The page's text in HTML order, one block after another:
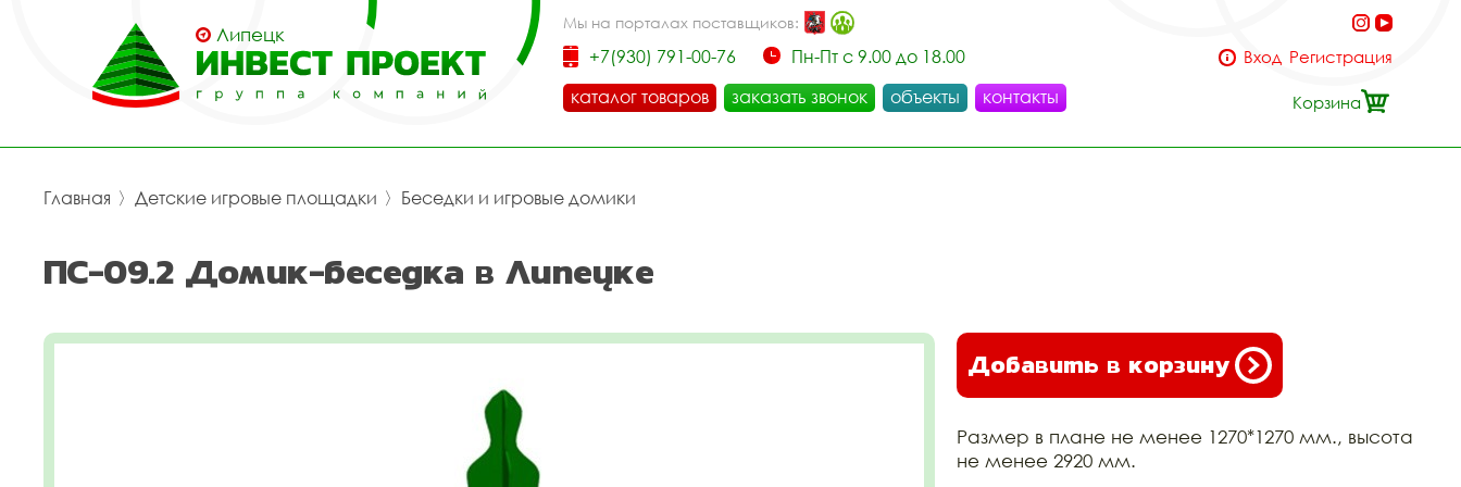
Липецк
Мы на порталах поставщиков:
+7(930) 791-00-76
Пн-Пт с 9.00 до 18.00
каталог товаров
заказать звонок объекты контакты
Вход Регистрация
Корзина
Главная 〉 Детские игровые площадки 〉 Беседки и игровые домики
ПС-09.2 Домик-беседка в Липецке
Добавить в корзину
Размер в плане не менее 1270*1270 мм., высота
не менее 2920 мм.